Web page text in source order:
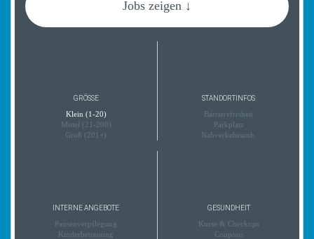
Jobs zeigen ↓
GRÖSSE
Klein (1-20)
Mittel (21-200)
Groß (201+)
STANDORTINFOS
Barrierefreiheit
Parkplatz
Nahverkehrsanb.
INTERNE ANGEBOTE
Pausenverpflegung
Kinderbetreuung
GESUNDHEIT
Kurse & Checkups
Coupons